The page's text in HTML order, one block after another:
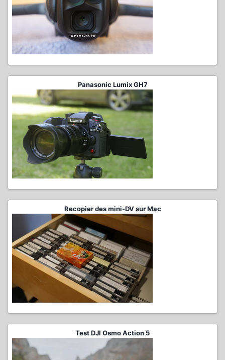
Panasonic Lumix GH7
Recopier des mini-DV sur Mac
Test DJI Osmo Action 5